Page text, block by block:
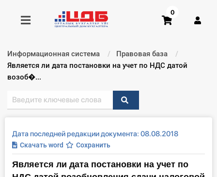
Получить консультацию
Главная ИС
Формы
Консультации
0
Информационная система
Правовая база
Текущий:
Является ли дата постановки на учет по НДС датой
возоб�...
Дата последней редакции документа: 08.08.2018
Скачать word Сохранить
Является ли дата постановки на учет по